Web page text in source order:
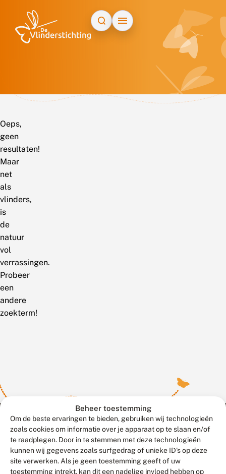
Beheer toestemming
Om de beste ervaringen te bieden, gebruiken wij technologieën
zoals cookies om informatie over je apparaat op te slaan en/of
te raadplegen. Door in te stemmen met deze technologieën
kunnen wij gegevens zoals surfgedrag of unieke ID's op deze
site verwerken. Als je geen toestemming geeft of uw
toestemming intrekt, kan dit een nadelige invloed hebben op
Oeps,
geen
resultaten!
Maar
net
als
vlinders,
is
de
natuur
vol
verrassingen.
Probeer
een
andere
zoekterm!
Meld waarnemingen© 2026 Vlinderstichting
Duurzaam ontwikkeld door
Go2People
, ontworpen door
Blue Field Agency